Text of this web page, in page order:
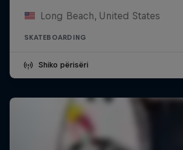
Long Beach, United States
SKATEBOARDING
Shiko përisëri